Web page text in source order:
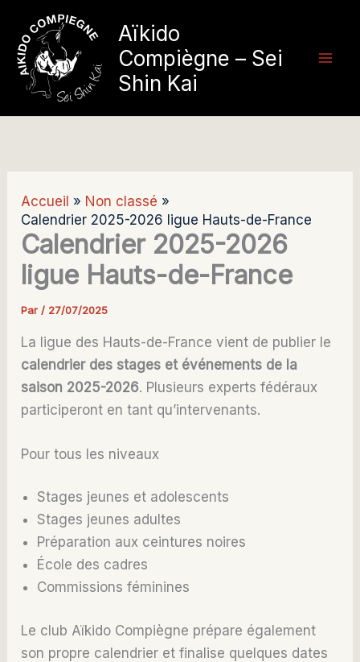
contenu
Aïkido
Compiègne – Sei
Shin Kai
Accueil
Non classé
Calendrier 2025-2026 ligue Hauts-de-France
Calendrier 2025-2026
ligue Hauts-de-France
Par / 27/07/2025
La ligue des Hauts-de-France vient de publier le
calendrier des stages et événements de la
saison 2025-2026. Plusieurs experts fédéraux
participeront en tant qu’intervenants.
Pour tous les niveaux
Stages jeunes et adolescents
Stages jeunes adultes
Préparation aux ceintures noires
École des cadres
Commissions féminines
Le club Aïkido Compiègne prépare également
son propre calendrier et finalise quelques dates